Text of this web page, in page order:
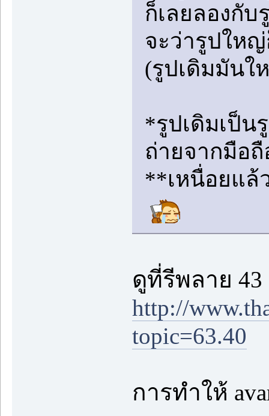
ก็เลยลองกั
จะว่ารูปใหญ่
(รูปเดิมมันใ
*รูปเดิมเป็น
ถ่ายจากมือ
**เหนื่อยแล้
ดูที่รีพลาย 43
http://
topic=63.40
การทำให้